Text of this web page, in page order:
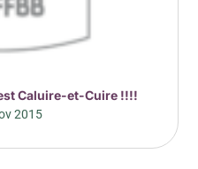
Caluire-et-Cuire !!!!
2015